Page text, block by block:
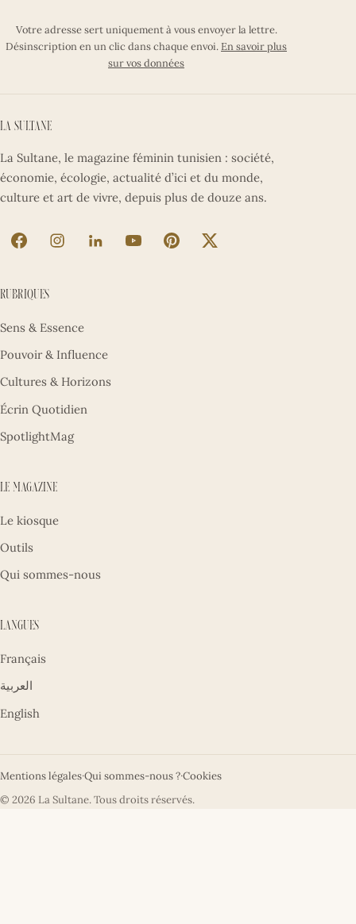
Votre adresse sert uniquement à vous envoyer la lettre.
Désinscription en un clic dans chaque envoi.En savoir plus
sur vos données
La Sultane
La Sultane, le magazine féminin tunisien : société,
économie, écologie, actualité d’ici et du monde,
culture et art de vivre, depuis plus de douze ans.
La Sultane sur Facebook (nouvel onglet)
La Sultane sur Instagram (nouvel onglet)
La Sultane sur LinkedIn (nouvel onglet)
La Sultane sur YouTube (nouvel
La Sultane sur Pinterest
La Sultane sur X
Rubriques
Sens & Essence
Pouvoir & Influence
Cultures & Horizons
Écrin Quotidien
SpotlightMag
Le magazine
Le kiosque
Outils
Qui sommes-nous
Langues
Français
العربية
English
Mentions légales·Qui sommes-nous ?·Cookies
© 2026 La Sultane. Tous droits réservés.